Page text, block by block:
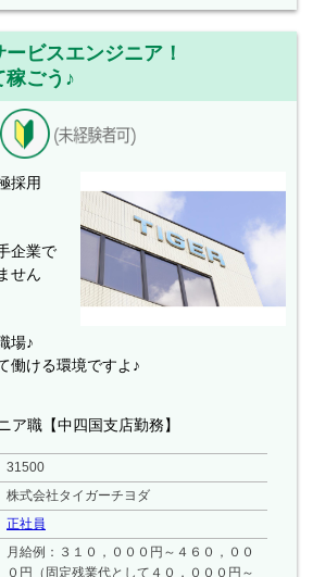
ビスエンジニア！
稼ごう♪
採用
企業で
せん
場♪
働ける環境ですよ♪
ア職【中四国支店勤務】
31500
株式会社タイガーチヨダ
正社員
月給例：３１０，０００円～４６０，００
０円（固定残業代として４０，０００円～